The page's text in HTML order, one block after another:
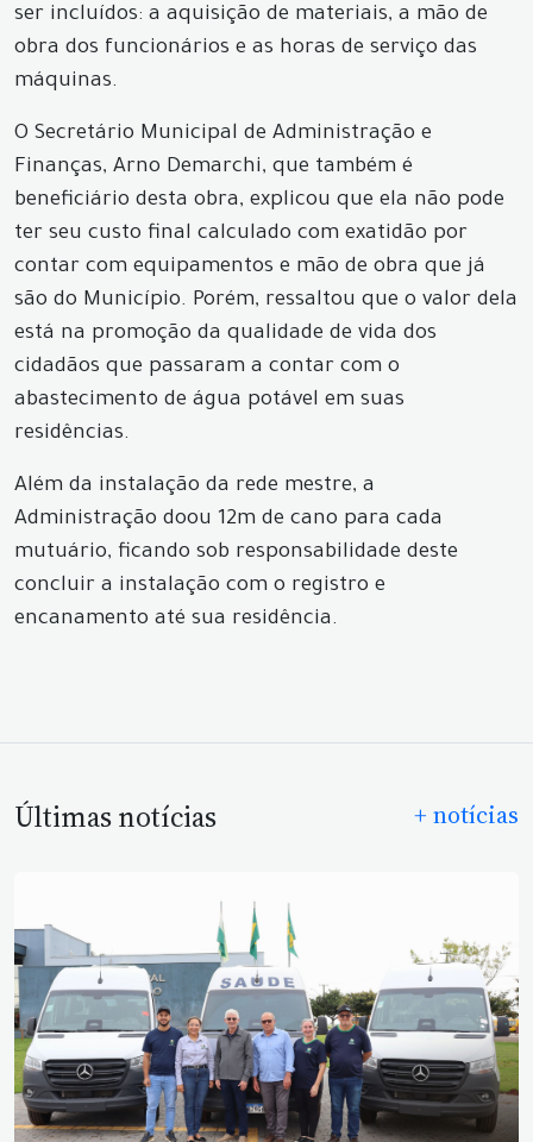
ser incluídos: a aquisição de materiais, a mão de
obra dos funcionários e as horas de serviço das
máquinas.
O Secretário Municipal de Administração e
Finanças, Arno Demarchi, que também é
beneficiário desta obra, explicou que ela não pode
ter seu custo final calculado com exatidão por
contar com equipamentos e mão de obra que já
são do Município. Porém, ressaltou que o valor dela
está na promoção da qualidade de vida dos
cidadãos que passaram a contar com o
abastecimento de água potável em suas
residências.
Além da instalação da rede mestre, a
Administração doou 12m de cano para cada
mutuário, ficando sob responsabilidade deste
concluir a instalação com o registro e
encanamento até sua residência.
Últimas notícias + notícias